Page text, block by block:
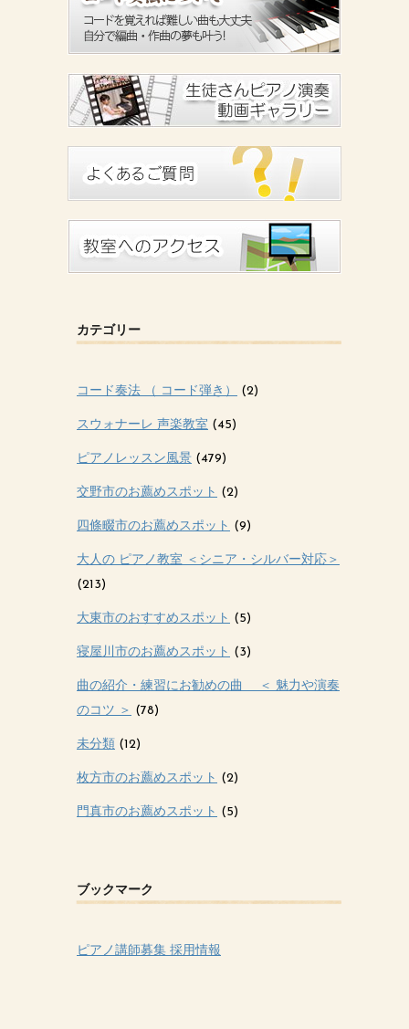
カテゴリー
コード奏法 （ コード弾き） (2)
スウォナーレ 声楽教室 (45)
ピアノレッスン風景 (479)
交野市のお薦めスポット (2)
四條畷市のお薦めスポット (9)
大人の ピアノ教室 ＜シニア・シルバー対応＞
(213)
大東市のおすすめスポット (5)
寝屋川市のお薦めスポット (3)
曲の紹介・練習にお勧めの曲 ＜ 魅力や演奏
のコツ ＞ (78)
未分類 (12)
枚方市のお薦めスポット (2)
門真市のお薦めスポット (5)
ブックマーク
ピアノ講師募集 採用情報